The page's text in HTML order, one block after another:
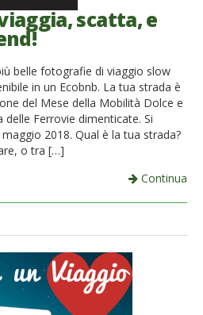
scatta, e
belle fotografie di viaggio slow
in un Ecobnb. La tua strada è
del Mese della Mobilità Dolce e
Ferrovie dimenticate. Si
2018. Qual è la tua strada?
o tra […]
Continua